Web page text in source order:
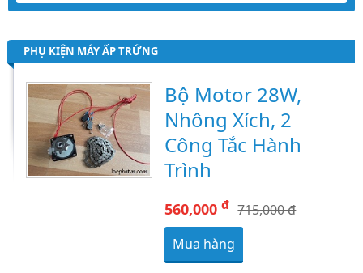
PHỤ KIỆN MÁY ẤP TRỨNG
Bộ Motor 28W,
Nhông Xích, 2
Công Tắc Hành
Trình
560,000đ 715,000 đ
Mua hàng